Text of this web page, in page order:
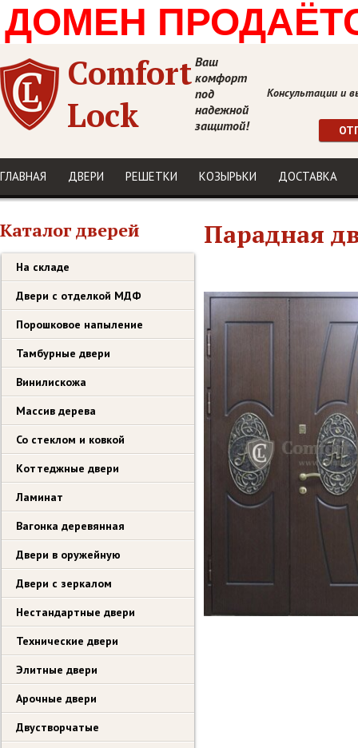
ДОМЕН
Comfort
Lock
Ваш
комфорт
под
надежной
защитой!
Консультации и
ГЛАВНАЯ ДВЕРИ РЕШЕТКИ КОЗЫРЬКИ ДОСТАВКА
Парадная
Каталог дверей
На складе
Двери с отделкой МДФ
Порошковое напыление
Тамбурные двери
Винилискожа
Массив дерева
Со стеклом и ковкой
Коттеджные двери
Ламинат
Вагонка деревянная
Двери в оружейную
Двери с зеркалом
Нестандартные двери
Технические двери
Элитные двери
Арочные двери
Двустворчатые